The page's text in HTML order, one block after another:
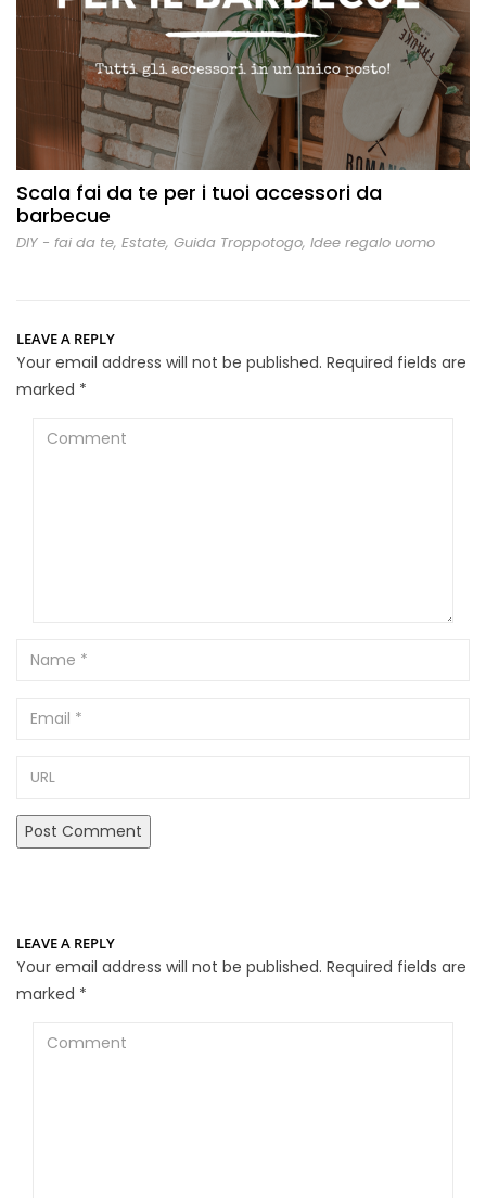
Scala fai da te per i tuoi accessori da
barbecue
DIY - fai da te, Estate, Guida Troppotogo, Idee regalo uomo
LEAVE A REPLY
Your email address will not be published. Required fields are
marked *
Comment
Name
Email
LEAVE A REPLY
Your email address will not be published. Required fields are
marked *
Comment